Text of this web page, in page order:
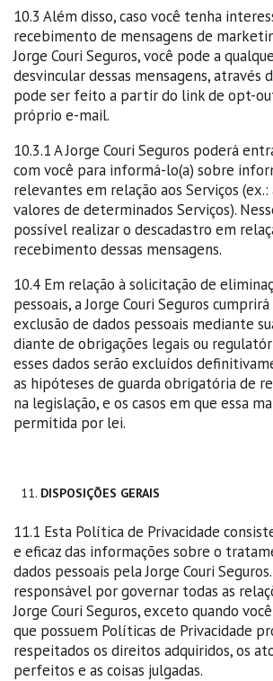
10.3 Além disso, caso você tenha
recebimento de mensagens de
Jorge Couri Seguros, você pode a
desvincular dessas mensagens, através
pode ser feito a partir do link de opt-
próprio e-mail.
10.3.1 A Jorge Couri Seguros poderá
com você para informá-lo(a) sobre
relevantes em relação aos Serviços
valores de determinados Serviços).
possível realizar o descadastro em
recebimento dessas mensagens.
10.4 Em relação à solicitação de
pessoais, a Jorge Couri Seguros
exclusão de dados pessoais mediante
diante de obrigações legais ou
esses dados serão excluídos
as hipóteses de guarda obrigatória de
na legislação, e os casos em que essa
permitida por lei.
DISPOSIÇÕES GERAIS
11.1 Esta Política de Privacidade
e eficaz das informações sobre o
dados pessoais pela Jorge Couri
responsável por governar todas as
Jorge Couri Seguros, exceto quando
que possuem Políticas de Privacidade
respeitados os direitos adquiridos, os
perfeitos e as coisas julgadas.